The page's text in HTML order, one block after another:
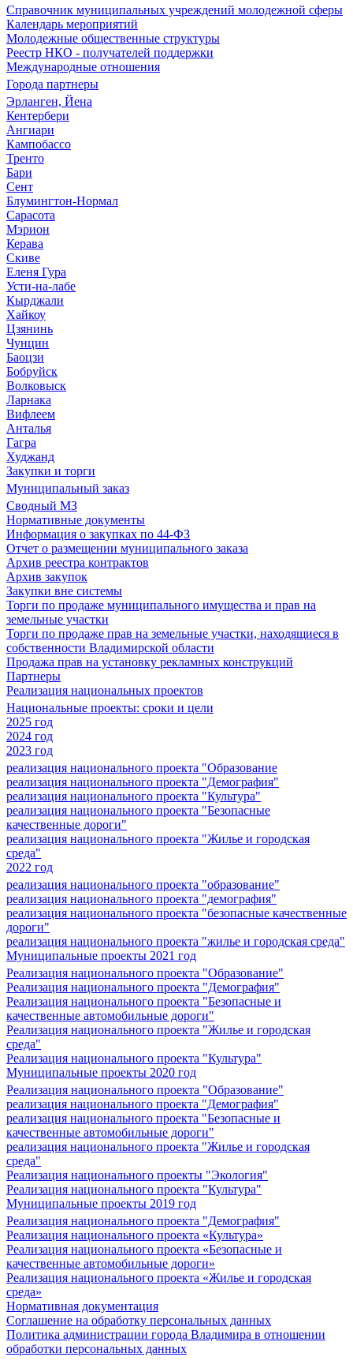
Справочник муниципальных учреждений молодежной сферы
Календарь мероприятий
Молодежные общественные структуры
Реестр НКО - получателей поддержки
Международные отношения
Города партнеры
Эрланген, Йена
Кентербери
Ангиари
Кампобассо
Тренто
Бари
Сент
Блумингтон-Нормал
Сарасота
Мэрион
Керава
Скиве
Еленя Гура
Усти-на-лабе
Кырджали
Хайкоу
Цзянинь
Чунцин
Баоцзи
Бобруйск
Волковыск
Ларнака
Вифлеем
Анталья
Гагра
Худжанд
Закупки и торги
Муниципальный заказ
Сводный МЗ
Нормативные документы
Информация о закупках по 44-ФЗ
Отчет о размещении муниципального заказа
Архив реестра контрактов
Архив закупок
Закупки вне системы
Торги по продаже муниципального имущества и прав на
земельные участки
Торги по продаже прав на земельные участки, находящиеся в
собственности Владимирской области
Продажа прав на установку рекламных конструкций
Партнеры
Реализация национальных проектов
Национальные проекты: сроки и цели
2025 год
2024 год
2023 год
реализация национального проекта "Образование
реализация национального проекта "Демография"
реализация национального проекта "Культура"
реализация национального проекта "Безопасные
качественные дороги"
реализация национального проекта "Жилье и городская
среда"
2022 год
реализация национального проекта "образование"
реализация национального проекта "демография"
реализация национального проекта "безопасные качественные
дороги"
реализация национального проекта "жилье и городская среда"
Муниципальные проекты 2021 год
Реализация национального проекта "Образование"
Реализация национального проекта "Демография"
Реализация национального проекта "Безопасные и
качественные автомобильные дороги"
Реализация национального проекта "Жилье и городская
среда"
Реализация национального проекта "Культура"
Муниципальные проекты 2020 год
Реализация национального проекта "Образование"
реализация национального проекта "Демография"
реализация национального проекта "Безопасные и
качественные автомобильные дороги"
реализация национального проекта "Жилье и городская
среда"
Реализация национального проекты "Экология"
Реализация национального проекта "Культура"
Муниципальные проекты 2019 год
Реализация национального проекта "Демография"
Реализация национального проекта «Культура»
Реализация национального проекта «Безопасные и
качественные автомобильные дороги»
Реализация национального проекта «Жилье и городская
среда»
Нормативная документация
Соглашение на обработку персональных данных
Политика администрации города Владимира в отношении
обработки персональных данных